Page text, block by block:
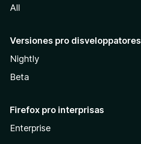
All
Versiones pro disveloppatores
Nightly
Beta
Firefox pro interprisas
Enterprise